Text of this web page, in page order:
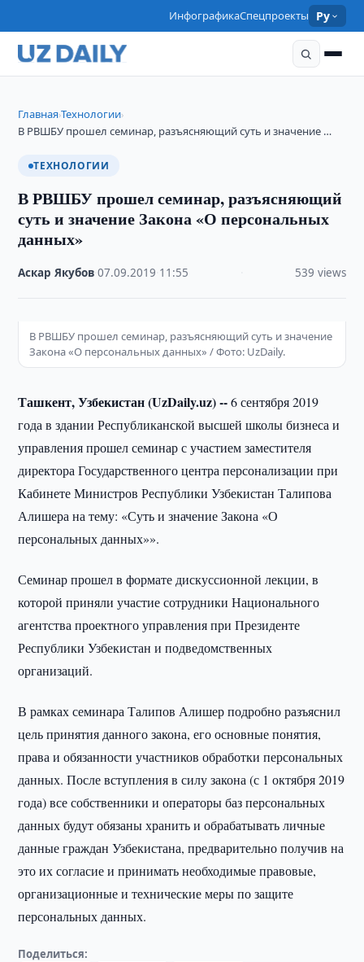
ИнфографикаСпецпроекты Ру
Главная›Технологии›
В РВШБУ прошел семинар, разъясняющий суть и значение …
ТЕХНОЛОГИИ
В РВШБУ прошел семинар, разъясняющий
суть и значение Закона «О персональных
данных»
Аскар Якубов ·07.09.2019 11:55 539 views
В РВШБУ прошел семинар, разъясняющий суть и значение
Закона «О персональных данных» / Фото: UzDaily.
Ташкент, Узбекистан (UzDaily.uz) --6 сентября 2019
года в здании Республиканской высшей школы бизнеса и
управления прошел семинар с участием заместителя
директора Государственного центра персонализации при
Кабинете Министров Республики Узбекистан Талипова
Алишера на тему: «Суть и значение Закона «О
персональных данных»».
Семинар прошел в формате дискуссионной лекции, в
которой приняли участие сотрудники Национального
агентства проектного управления при Президенте
Республики Узбекистан и подведомственных
организаций.
В рамках семинара Талипов Алишер подробно разъяснил
цель принятия данного закона, его основные понятия,
права и обязанности участников обработки персональных
данных. После вступления в силу закона (с 1 октября 2019
года) все собственники и операторы баз персональных
данных будут обязаны хранить и обрабатывать личные
данные граждан Узбекистана, предварительно получив на
это их согласие и принимать необходимые правовые,
организационные и технические меры по защите
персональных данных.
Поделиться: